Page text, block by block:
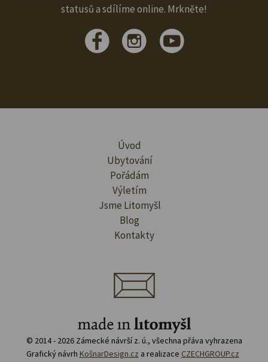
statusů a sdílíme online. Mrkněte!
Úvod
Ubytování
Pořádám
Výletím
Jsme Litomyšl
Blog
Kontakty
© 2014 - 2026 Zámecké návrší z. ú., všechna přáva vyhrazena
Grafický návrh KošnarDesign.cz a realizace CZECHGROUP.cz